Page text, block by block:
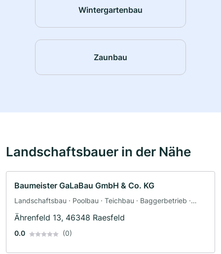
Wintergartenbau
Zaunbau
Landschaftsbauer in der Nähe
Baumeister GaLaBau GmbH & Co. KG
Landschaftsbau · Poolbau · Teichbau · Baggerbetrieb ·
Zaunbau
Ährenfeld 13, 46348 Raesfeld
0.0 (0)